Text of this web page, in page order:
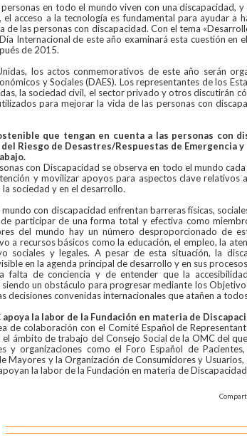
en todo el mundo viven con una discapacidad,
acceso a la tecnología es fundamental para ayudar a
de las personas con discapacidad. Con el tema
Internacional de este año examinará esta cuestión en
de 2015.
los actos conmemorativos de este año serán
y Sociales (DAES). Los representantes de los
la sociedad civil, el sector privado y otros discutirán
para mejorar la vida de las personas con
que tengan en cuenta a las personas con
Riesgo de Desastres/Respuestas de Emergencia y
con Discapacidad se observa en todo el mundo
y movilizar apoyos para aspectos clave relativos
sociedad y en el desarrollo.
con discapacidad enfrentan barreras físicas,
participar de una forma total y efectiva como
del mundo hay un número desproporcionado de
a recursos básicos como la educación, el empleo, la
sociales y legales. A pesar de esta situación, la
en la agenda principal de desarrollo y en sus
falta de conciencia y de entender que la
un obstáculo para progresar mediante los
decisiones convenidas internacionales que atañen a
apoya la labor de la Fundación en materia de
de colaboración con el Comité Español de
el ámbito de trabajo del Consejo Social de la OMC del
y organizaciones como el Foro Español de Pacientes,
Mayores y la Organización de Consumidores y Usuarios,
la labor de la Fundación en materia de